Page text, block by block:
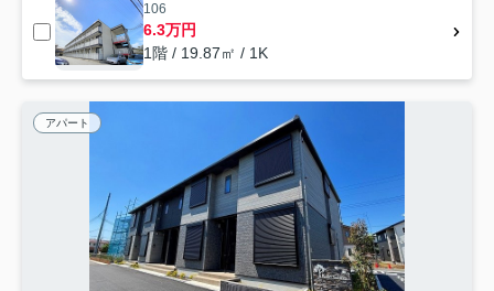
106
6.3万円
1階 / 19.87㎡ / 1K
アパート